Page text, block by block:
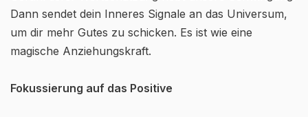
Dann sendet dein Inneres Signale an das Universum,
um dir mehr Gutes zu schicken. Es ist wie eine
magische Anziehungskraft.
Fokussierung auf das Positive